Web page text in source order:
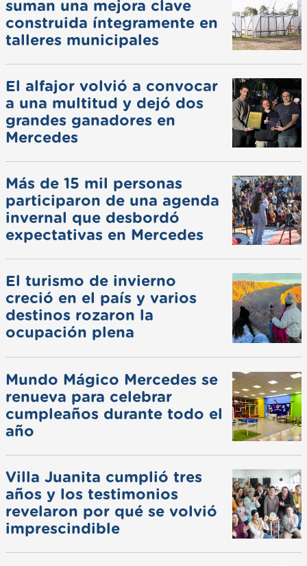
suman una mejora clave
construida íntegramente en
talleres municipales
El alfajor volvió a convocar
a una multitud y dejó dos
grandes ganadores en
Mercedes
Más de 15 mil personas
participaron de una agenda
invernal que desbordó
expectativas en Mercedes
El turismo de invierno
creció en el país y varios
destinos rozaron la
ocupación plena
Mundo Mágico Mercedes se
renueva para celebrar
cumpleaños durante todo el
año
Villa Juanita cumplió tres
años y los testimonios
revelaron por qué se volvió
imprescindible